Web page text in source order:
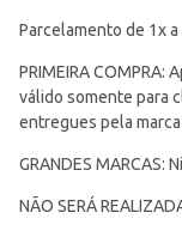
Parcelamento de 1x a
PRIMEIRA
válido somente para
entregues pela marca
GRANDES MARCAS:
NÃO SERÁ